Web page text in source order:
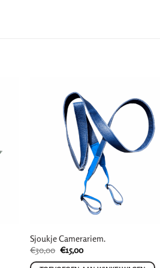
Sjoukje Camerariem.
€30,00 Oorspronkelijke
prijs
€15,00Huidige